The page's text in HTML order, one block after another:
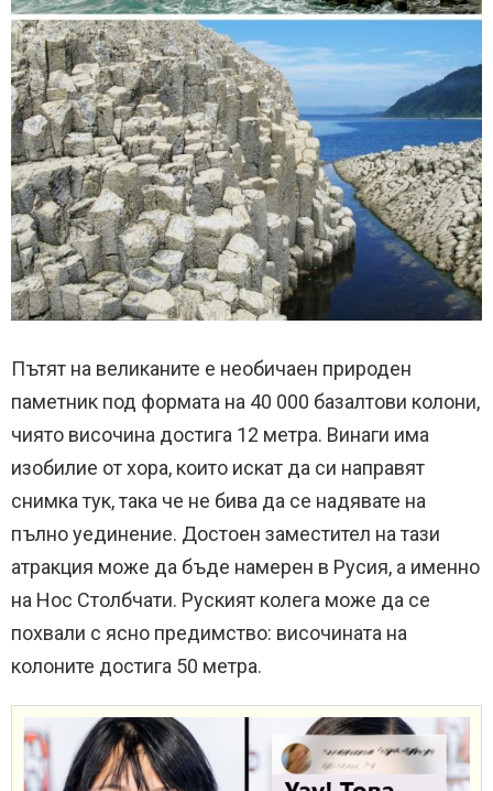
Пътят на великаните е необичаен природен
паметник под формата на 40 000 базалтови колони,
чиято височина достига 12 метра. Винаги има
изобилие от хора, които искат да си направят
снимка тук, така че не бива да се надявате на
пълно уединение. Достоен заместител на тази
атракция може да бъде намерен в Русия, а именно
на Нос Столбчати. Руският колега може да се
похвали с ясно предимство: височината на
колоните достига 50 метра.